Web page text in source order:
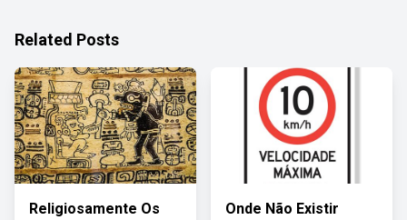
Related Posts
Religiosamente Os
Onde Não Existir